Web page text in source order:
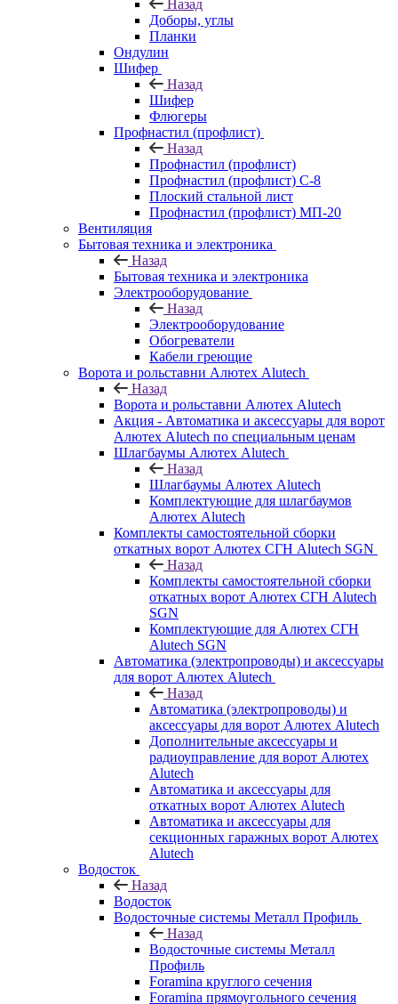
Назад
Доборы, углы
Планки
Ондулин
Шифер
Назад
Шифер
Флюгеры
Профнастил (профлист)
Назад
Профнастил (профлист)
Профнастил (профлист) С-8
Плоский стальной лист
Профнастил (профлист) МП-20
Вентиляция
Бытовая техника и электроника
Назад
Бытовая техника и электроника
Электрооборудование
Назад
Электрооборудование
Обогреватели
Кабели греющие
Ворота и рольставни Алютех Alutech
Назад
Ворота и рольставни Алютех Alutech
Акция - Автоматика и аксессуары для ворот
Алютех Alutech по специальным ценам
Шлагбаумы Алютех Alutech
Назад
Шлагбаумы Алютех Alutech
Комплектующие для шлагбаумов
Алютех Alutech
Комплекты самостоятельной сборки
откатных ворот Алютех СГН Alutech SGN
Назад
Комплекты самостоятельной сборки
откатных ворот Алютех СГН Alutech
SGN
Комплектующие для Алютех СГН
Alutech SGN
Автоматика (электропроводы) и аксессуары
для ворот Алютех Alutech
Назад
Автоматика (электропроводы) и
аксессуары для ворот Алютех Alutech
Дополнительные аксессуары и
радиоуправление для ворот Алютех
Alutech
Автоматика и аксессуары для
откатных ворот Алютех Alutech
Автоматика и аксессуары для
секционных гаражных ворот Алютех
Alutech
Водосток
Назад
Водосток
Водосточные системы Металл Профиль
Назад
Водосточные системы Металл
Профиль
Foramina круглого сечения
Foramina прямоугольного сечения